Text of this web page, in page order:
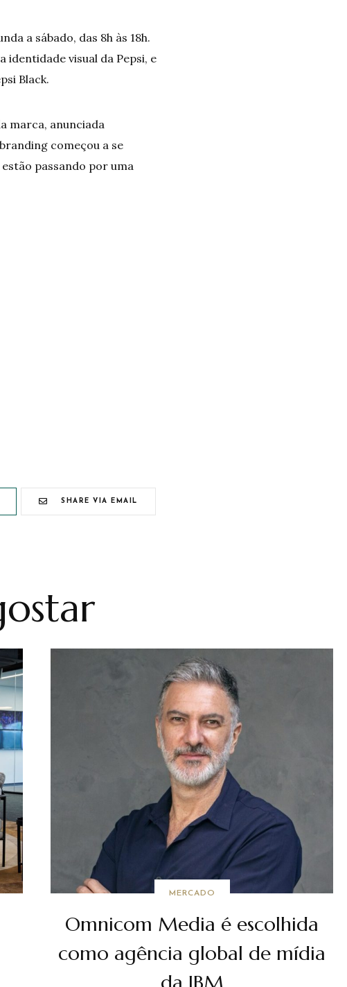
a sábado, das 8h às 18h.
visual da Pepsi, e
Black.
marca, anunciada
começou a se
passando por uma
SHARE VIA EMAIL
MERCADO
Omnicom Media é escolhida
como agência global de mídia